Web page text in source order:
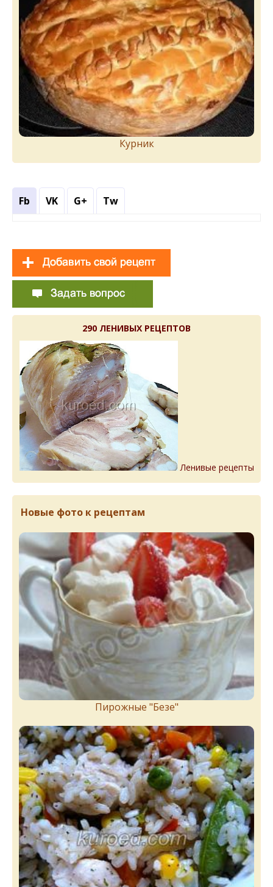
Курник
Fb VK G+ Tw
290 ЛЕНИВЫХ РЕЦЕПТОВ
Ленивые рецепты
Новые фото к рецептам
Пирожныe "Бeзe"